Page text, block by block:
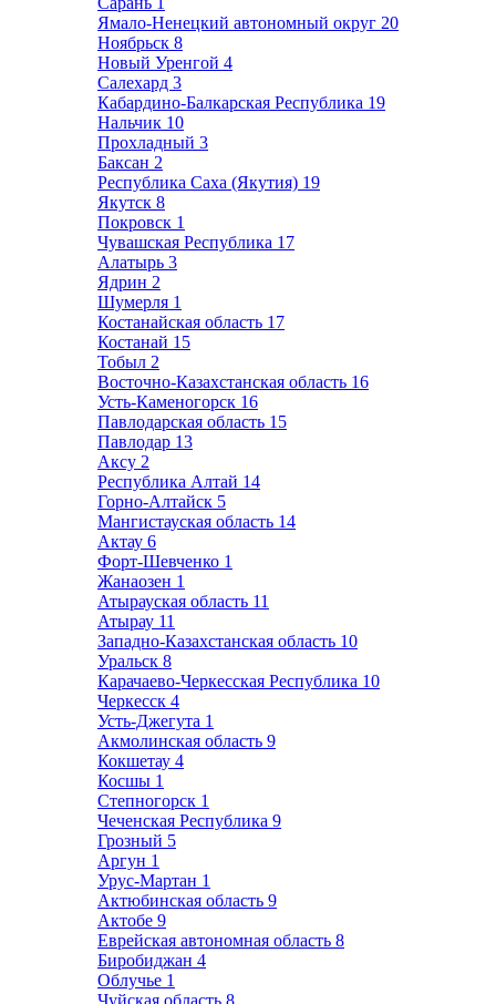
Ямало-Ненецкий автономный округ 20
Ноябрьск 8
Новый Уренгой 4
Салехард 3
Кабардино-Балкарская Республика 19
Нальчик 10
Прохладный 3
Баксан 2
Республика Саха (Якутия) 19
Якутск 8
Покровск 1
Чувашская Республика 17
Алатырь 3
Ядрин 2
Шумерля 1
Костанайская область 17
Костанай 15
Тобыл 2
Восточно-Казахстанская область 16
Усть-Каменогорск 16
Павлодарская область 15
Павлодар 13
Аксу 2
Республика Алтай 14
Горно-Алтайск 5
Мангистауская область 14
Актау 6
Форт-Шевченко 1
Жанаозен 1
Атырауская область 11
Атырау 11
Западно-Казахстанская область 10
Уральск 8
Карачаево-Черкесская Республика 10
Черкесск 4
Усть-Джегута 1
Акмолинская область 9
Кокшетау 4
Косшы 1
Степногорск 1
Чеченская Республика 9
Грозный 5
Аргун 1
Урус-Мартан 1
Актюбинская область 9
Актобе 9
Еврейская автономная область 8
Биробиджан 4
Облучье 1
Чуйская область 8